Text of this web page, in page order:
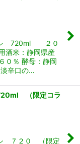
シ 720ml ２０
酒米：静岡県産
０％ 酵母：静岡
辛口の…
（限定コラ
７２０ （限定